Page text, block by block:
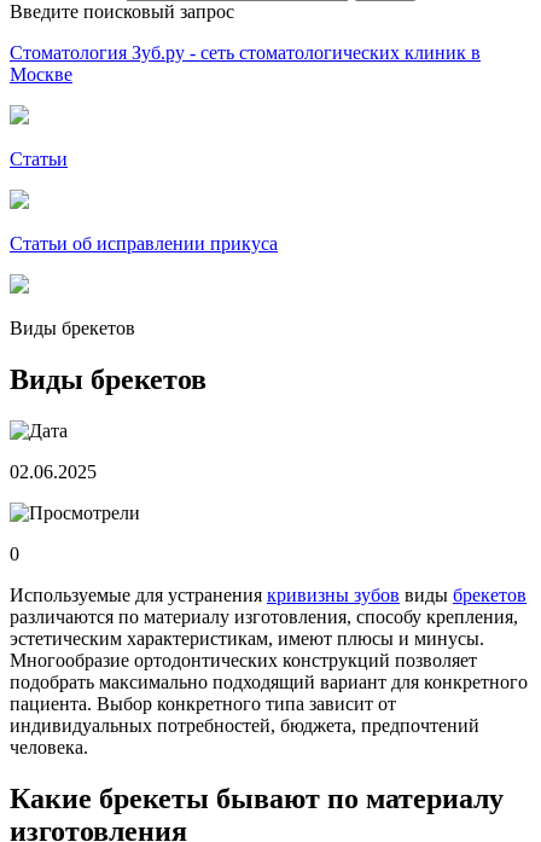
Введите поисковый запрос
Стоматология Зуб.ру - сеть стоматологических клиник в
Москве
Статьи
Статьи об исправлении прикуса
Виды брекетов
Виды брекетов
02.06.2025
0
Используемые для устранения кривизны зубов виды брекетов
различаются по материалу изготовления, способу крепления,
эстетическим характеристикам, имеют плюсы и минусы.
Многообразие ортодонтических конструкций позволяет
подобрать максимально подходящий вариант для конкретного
пациента. Выбор конкретного типа зависит от
индивидуальных потребностей, бюджета, предпочтений
человека.
Какие брекеты бывают по материалу
изготовления